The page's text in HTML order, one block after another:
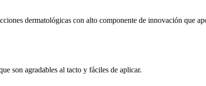
dermatológicas con alto componente de innovación que
son agradables al tacto y fáciles de aplicar.